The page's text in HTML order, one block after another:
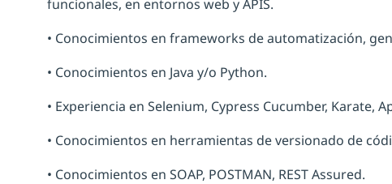
funcionales, en entornos web y APIS.
• Conocimientos en frameworks de automatización,
• Conocimientos en Java y/o Python.
• Experiencia en Selenium, Cypress Cucumber, Karate,
• Conocimientos en herramientas de versionado de
• Conocimientos en SOAP, POSTMAN, REST Assured.